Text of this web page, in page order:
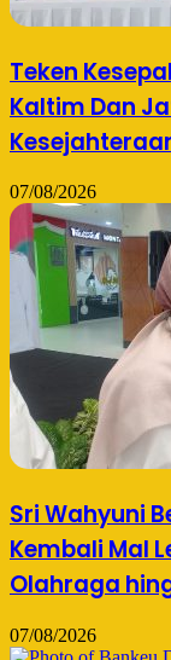
Teken
Kaltim Dan
07/08/2026
Sri Wahyuni
Kembali Mal
Olahraga
07/08/2026